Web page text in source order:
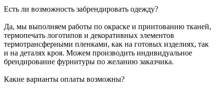
Есть ли возможность забрендировать одежду?
Да, мы выполняем работы по окраске и принтованию тканей,
термопечать логотипов и декоративных элементов
термотрансферными пленками, как на готовых изделиях, так
и на деталях кроя. Можем производить индивидуальное
брендирование фурнитуры по желанию заказчика.
Какие варианты оплаты возможны?